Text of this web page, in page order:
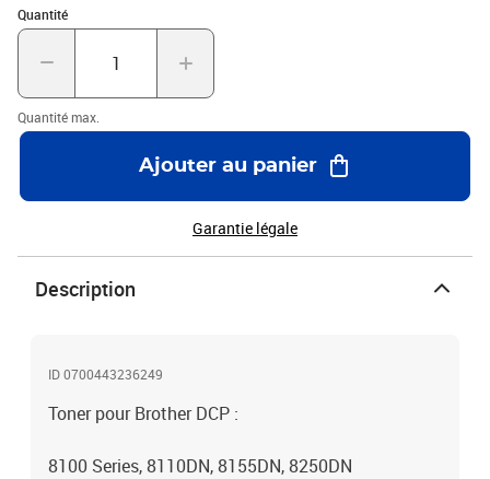
Quantité
Quantité : 1
Quantité max.
Ajouter au panier
Garantie légale
Description
ID 0700443236249
Toner pour Brother DCP :
8100 Series, 8110DN, 8155DN, 8250DN